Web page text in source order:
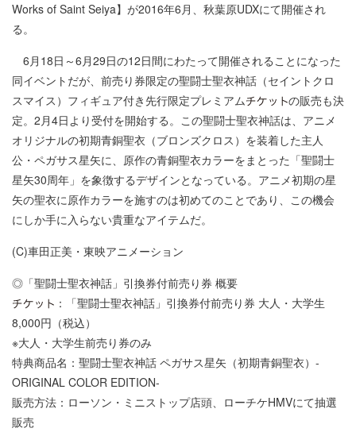
Works of Saint Seiya】が2016年6月、秋葉原UDXにて開催され
る。
6月18日～6月29日の12日間にわたって開催されることになった
同イベントだが、前売り券限定の聖闘士聖衣神話（セイントクロ
スマイス）フィギュア付き先行限定プレミアム
の販売も決
定。2月4日より受付を開始する。この聖闘士聖衣神話は、アニメ
オリジナルの初期青銅聖衣（ブロンズクロス）を装着した主人
公・ペガサス星矢に、原作の青銅聖衣カラーをまとった「聖闘士
星矢30周年」を象徴するデザインとなっている。アニメ初期の星
矢の聖衣に原作カラーを施すのは初めてのことであり、この機会
にしか手に入らない貴重なアイテムだ。
(C)車田正美・東映アニメーション
◎「聖闘士聖衣神話」引換券付前売り券 概要
：「聖闘士聖衣神話」引換券付前売り券 大人・大学生
8,000円（税込）
※大人・大学生前売り券のみ
特典商品名：聖闘士聖衣神話 ペガサス星矢（初期青銅聖衣）-
ORIGINAL COLOR EDITION-
販売方法：ローソン・ミニストップ店頭、ローチケHMVにて抽選
販売